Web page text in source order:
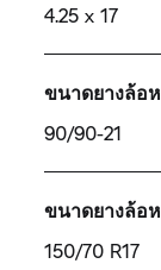
4.25 x 17
ขนาดยางล้อ
90/90-21
ขนาดยางล้อ
150/70 R17